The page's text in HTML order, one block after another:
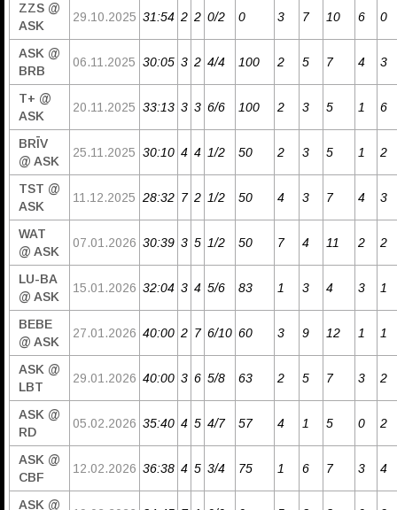
ZZS @
ASK
29.10.2025 31:54 2 2 0/2 0 3 7 10 6 0
ASK @
BRB
06.11.2025 30:05 3 2 4/4 100 2 5 7 4 3
T+ @
ASK
20.11.2025 33:13 3 3 6/6 100 2 3 5 1 6
BRĪV
@ ASK
25.11.2025 30:10 4 4 1/2 50 2 3 5 1 2
TST @
ASK
11.12.2025 28:32 7 2 1/2 50 4 3 7 4 3
WAT
@ ASK
07.01.2026 30:39 3 5 1/2 50 7 4 11 2 2
LU-BA
@ ASK
15.01.2026 32:04 3 4 5/6 83 1 3 4 3 1
BEBE
@ ASK
27.01.2026 40:00 2 7 6/10 60 3 9 12 1 1
ASK @
LBT
29.01.2026 40:00 3 6 5/8 63 2 5 7 3 2
ASK @
RD
05.02.2026 35:40 4 5 4/7 57 4 1 5 0 2
ASK @
CBF
12.02.2026 36:38 4 5 3/4 75 1 6 7 3 4
ASK @